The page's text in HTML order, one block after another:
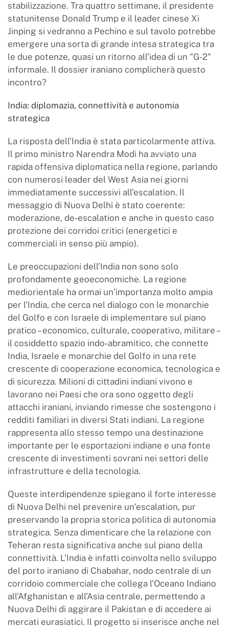
stabilizzazione. Tra quattro settimane, il presidente
statunitense Donald Trump e il leader cinese Xi
Jinping si vedranno a Pechino e sul tavolo potrebbe
emergere una sorta di grande intesa strategica tra
le due potenze, quasi un ritorno all’idea di un "G-2"
informale. Il dossier iraniano complicherà questo
incontro?
India: diplomazia, connettività e autonomia
strategica
La risposta dell’India è stata particolarmente attiva.
Il primo ministro Narendra Modi ha avviato una
rapida offensiva diplomatica nella regione, parlando
con numerosi leader del West Asia nei giorni
immediatamente successivi all’escalation. Il
messaggio di Nuova Delhi è stato coerente:
moderazione, de‑escalation e anche in questo caso
protezione dei corridoi critici (energetici e
commerciali in senso più ampio).
Le preoccupazioni dell’India non sono solo
profondamente geoeconomiche. La regione
mediorientale ha ormai un’importanza molto ampia
per l’India, che cerca nel dialogo con le monarchie
del Golfo e con Israele di implementare sul piano
pratico – economico, culturale, cooperativo, militare –
il cosiddetto spazio indo‑abramitico, che connette
India, Israele e monarchie del Golfo in una rete
crescente di cooperazione economica, tecnologica e
di sicurezza. Milioni di cittadini indiani vivono e
lavorano nei Paesi che ora sono oggetto degli
attacchi iraniani, inviando rimesse che sostengono i
redditi familiari in diversi Stati indiani. La regione
rappresenta allo stesso tempo una destinazione
importante per le esportazioni indiane e una fonte
crescente di investimenti sovrani nei settori delle
infrastrutture e della tecnologia.
Queste interdipendenze spiegano il forte interesse
di Nuova Delhi nel prevenire un’escalation, pur
preservando la propria storica politica di autonomia
strategica. Senza dimenticare che la relazione con
Teheran resta significativa anche sul piano della
connettività. L’India è infatti coinvolta nello sviluppo
del porto iraniano di Chabahar, nodo centrale di un
corridoio commerciale che collega l’Oceano Indiano
all’Afghanistan e all’Asia centrale, permettendo a
Nuova Delhi di aggirare il Pakistan e di accedere ai
mercati eurasiatici. Il progetto si inserisce anche nel